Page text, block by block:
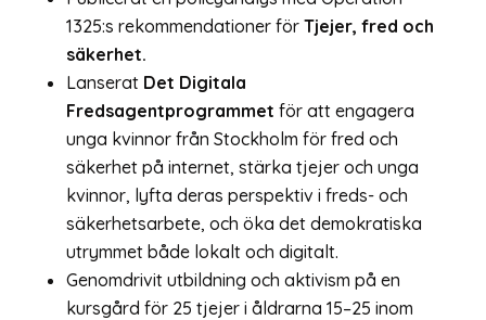
1325:s rekommendationer för Tjejer, fred och
säkerhet.
Lanserat Det Digitala
Fredsagentprogrammet för att engagera
unga kvinnor från Stockholm för fred och
säkerhet på internet, stärka tjejer och unga
kvinnor, lyfta deras perspektiv i freds- och
säkerhetsarbete, och öka det demokratiska
utrymmet både lokalt och digitalt.
Genomdrivit utbildning och aktivism på en
kursgård för 25 tjejer i åldrarna 15–25 inom